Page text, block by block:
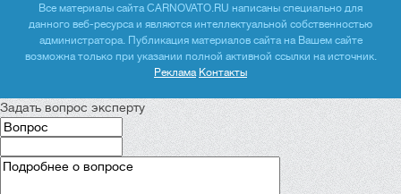
Все материалы сайта CARNOVATO.RU написаны специально для
данного веб-ресурса и являются интеллектуальной собственностью
администратора. Публикация материалов сайта на Вашем сайте
возможна только при указании полной активной ссылки на источник.
Реклама Контакты
Задать вопрос эксперту